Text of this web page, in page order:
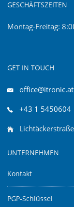
GESCHÄFTSZEITEN
Montag-Freitag:
GET IN TOUCH
office@itronic.at
+43 1 5450604
UNTERNEHMEN
Kontakt
PGP-Schlüssel